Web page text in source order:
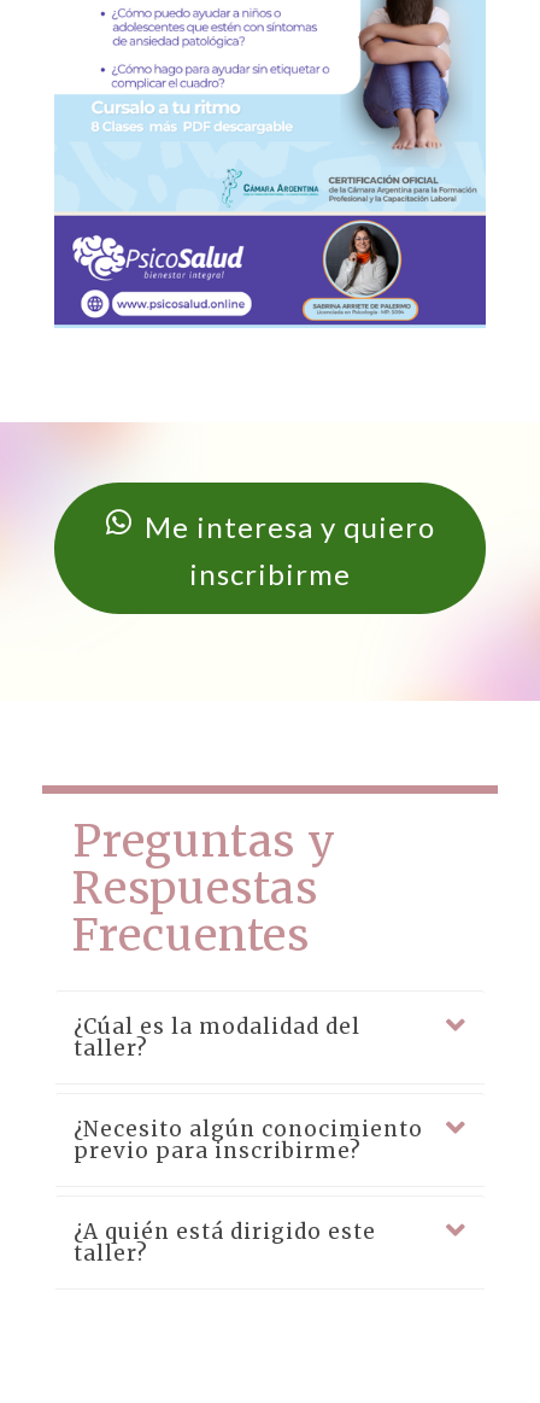
Me interesa y quiero
inscribirme
Preguntas y
Respuestas
Frecuentes
¿Cúal es la modalidad del
taller?
¿Necesito algún conocimiento
previo para inscribirme?
¿A quién está dirigido este
taller?